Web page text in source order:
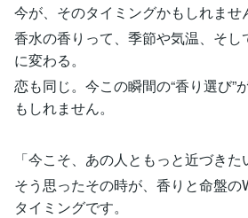
今が、そのタイミングかもしれませ
香水の香りって、季節や気温、そ
に変わる。
恋も同じ。今この瞬間の“香り選び”
もしれません。
「今こそ、あの人ともっと近づきた
そう思ったその時が、香りと命盤の
タイミングです。